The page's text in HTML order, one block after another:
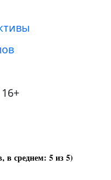
16+
в среднем: 5из 5)